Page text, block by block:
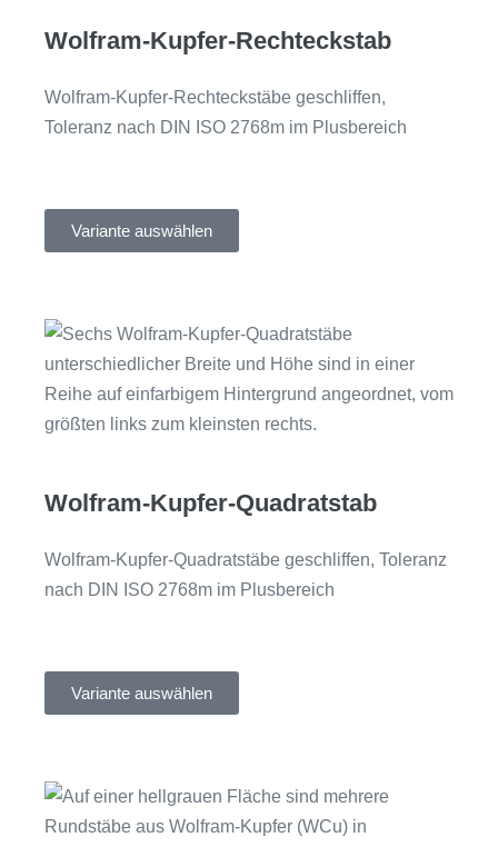
Wolfram-Kupfer-Rechteckstab
Wolfram-Kupfer-Rechteckstäbe geschliffen,
Toleranz nach DIN ISO 2768m im Plusbereich
Variante auswählen
Wolfram-Kupfer-Quadratstab
Wolfram-Kupfer-Quadratstäbe geschliffen, Toleranz
nach DIN ISO 2768m im Plusbereich
Variante auswählen